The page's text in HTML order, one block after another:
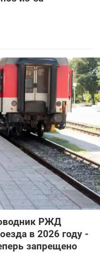
РЖД
в 2026 году -
запрещено